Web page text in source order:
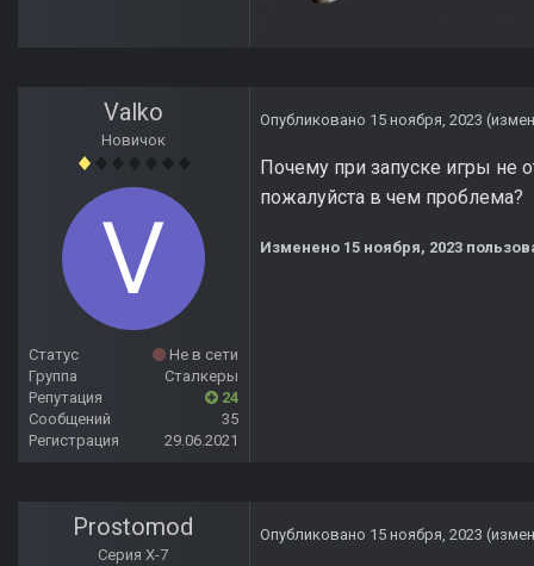
Valko
Новичок
Статус
Не в сети
Группа
Сталкеры
Репутация
24
Сообщений
35
Регистрация
29.06.2021
Опубликовано 15 ноября, 2023
Почему при запуске игры не
пожалуйста в чем проблема?
Изменено 15 ноября, 2023
Prostomod
Серия Х-7
Опубликовано 15 ноября, 2023